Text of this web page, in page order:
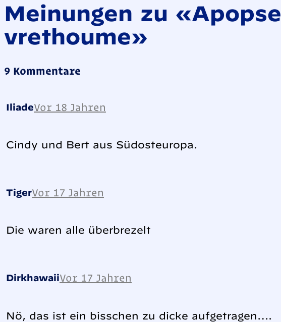
Meinungen zu
vrethoume»
9 Kommentare
IliadeVor 18 Jahren
Cindy und Bert aus Südosteuropa.
TigerVor 17 Jahren
Die waren alle überbrezelt
DirkhawaiiVor 17 Jahren
Nö, das ist ein bisschen zu dicke aufgetragen….